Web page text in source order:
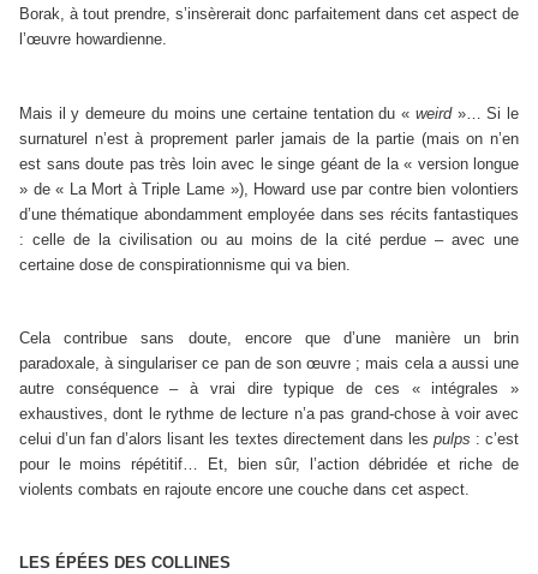
Borak, à tout prendre, s’insèrerait donc parfaitement dans cet aspect de
l’œuvre howardienne.
Mais il y demeure du moins une certaine tentation du « weird»… Si le
surnaturel n’est à proprement parler jamais de la partie (mais on n’en
est sans doute pas très loin avec le singe géant de la « version longue
» de « La Mort à Triple Lame »), Howard use par contre bien volontiers
d’une thématique abondamment employée dans ses récits fantastiques
: celle de la civilisation ou au moins de la cité perdue – avec une
certaine dose de conspirationnisme qui va bien.
Cela contribue sans doute, encore que d’une manière un brin
paradoxale, à singulariser ce pan de son œuvre ; mais cela a aussi une
autre conséquence – à vrai dire typique de ces « intégrales »
exhaustives, dont le rythme de lecture n’a pas grand-chose à voir avec
celui d’un fan d’alors lisant les textes directement dans les pulps : c’est
pour le moins répétitif… Et, bien sûr, l’action débridée et riche de
violents combats en rajoute encore une couche dans cet aspect.
LES ÉPÉES DES COLLINES